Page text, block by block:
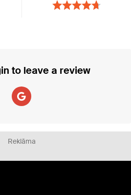
to leave a review
Reklāma